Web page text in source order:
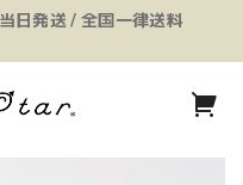
日発送 / 全国一律送料